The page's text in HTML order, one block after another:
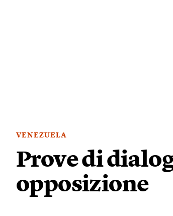
VENEZUELA
Prove di
opposizione